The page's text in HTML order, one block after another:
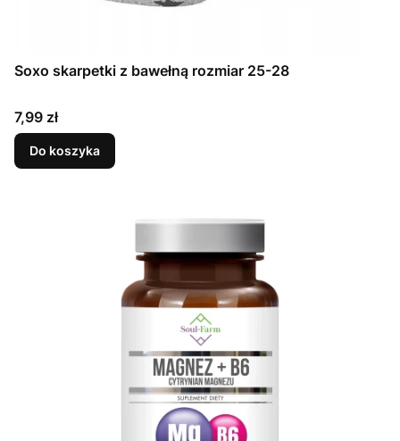
Soxo skarpetki z bawełną rozmiar 25-28
Cena
7,99 zł
Do koszyka